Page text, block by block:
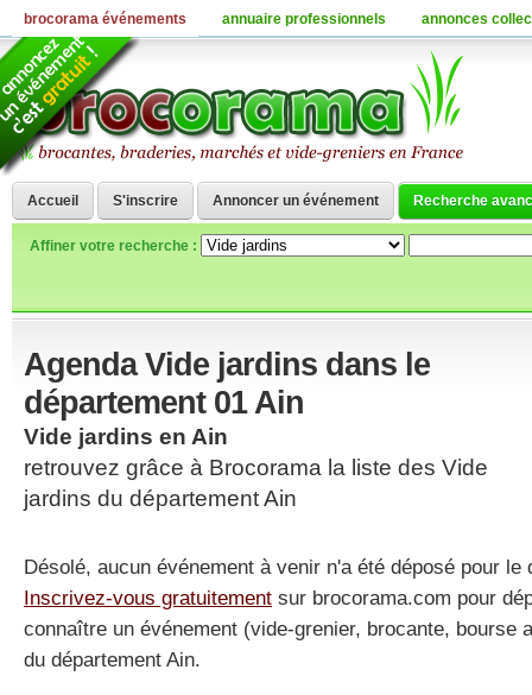
Accueil S'inscrire Annoncer un événement Recherche
Affiner votre recherche :
Agenda Vide jardins dans le
département 01 Ain
Vide jardins en Ain
retrouvez grâce à Brocorama la liste des Vide
jardins du département Ain
Désolé, aucun événement à venir n'a été déposé pour le
Inscrivez-vous gratuitement sur brocorama.com pour
connaître un événement (vide-grenier, brocante, bourse
du département Ain.
brocorama événements annuaire professionnels annonces